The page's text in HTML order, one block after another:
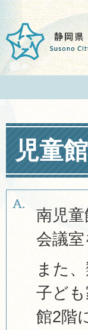
児童
南児
会議
また
子ど
館2階